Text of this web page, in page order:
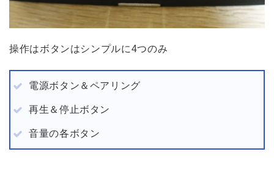
操作はボタンはシンプルに4つのみ
電源ボタン＆ペアリング
再生＆停止ボタン
音量の各ボタン